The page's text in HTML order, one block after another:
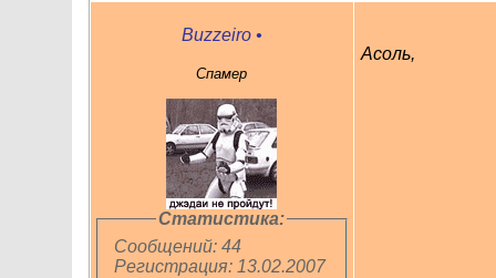
Buzzeiro •
Спамер
Статистика:
Сообщений: 44
Регистрация: 13.02.2007
Асоль,